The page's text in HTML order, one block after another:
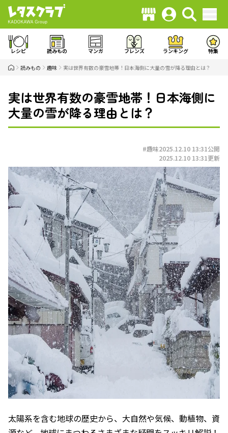
レシピ 読みもの マンガ フレンズ ランキング 特集
読みもの 趣味 実は世界有数の豪雪地帯！日本海側に大量の雪が降る理由とは？
実は世界有数の豪雪地帯！日本海側に
大量の雪が降る理由とは？
#趣味2025.12.10 13:31公開
2025.12.10 13:31更新
太陽系を含む地球の歴史から、大自然や気候、動植物、資